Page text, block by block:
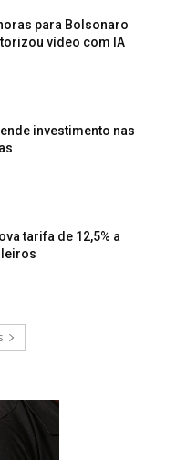
para Bolsonaro
vídeo com IA
investimento nas
tarifa de 12,5% a